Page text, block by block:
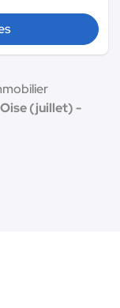
(juillet) -